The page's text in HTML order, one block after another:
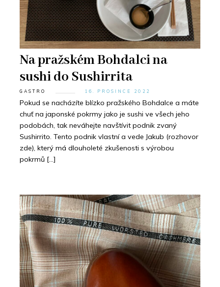
Na pražském Bohdalci na
sushi do Sushirrita
GASTRO 16. PROSINCE 2022
Pokud se nacházíte blízko pražského Bohdalce a máte
chuť na japonské pokrmy jako je sushi ve všech jeho
podobách, tak neváhejte navštívit podnik zvaný
Sushirrito. Tento podnik vlastní a vede Jakub (rozhovor
zde), který má dlouholeté zkušenosti s výrobou
pokrmů […]